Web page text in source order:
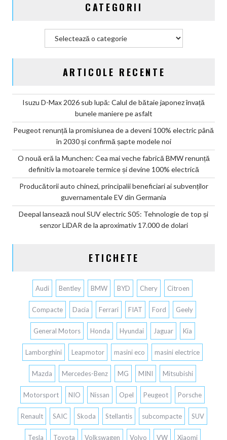
CATEGORII
ARTICOLE RECENTE
Isuzu D-Max 2026 sub lupă: Calul de bătaie japonez învață
bunele maniere pe asfalt
Peugeot renunță la promisiunea de a deveni 100% electric până
în 2030 și confirmă șapte modele noi
O nouă eră la Munchen: Cea mai veche fabrică BMW renunță
definitiv la motoarele termice și devine 100% electrică
Producătorii auto chinezi, principalii beneficiari ai subvenților
guvernamentale EV din Germania
Deepal lansează noul SUV electric S05: Tehnologie de top și
senzor LiDAR de la aproximativ 17.000 de dolari
ETICHETE
Audi Bentley BMW BYD Chery Citroen
Compacte Dacia Ferrari FIAT Ford Geely
General Motors Honda Hyundai Jaguar Kia
Lamborghini Leapmotor masini eco masini electrice
Mazda Mercedes-Benz MG MINI Mitsubishi
Motorsport NIO Nissan Opel Peugeot Porsche
Renault SAIC Skoda Stellantis subcompacte SUV
Tesla Toyota Volkswagen Volvo VW Xiaomi